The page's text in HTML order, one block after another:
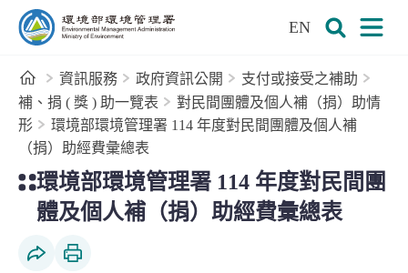
跳到主要內容區塊
EN
首頁資訊服務 政府資訊公開
支付或接受之補助
補、捐 ( 獎 ) 助一覽表
對民間團體及個人補（捐）助情
形
環境部環境管理署 114 年度對民間團體及個人補
（捐）助經費彙總表
環境部環境管理署 114 年度對民間團
體及個人補（捐）助經費彙總表